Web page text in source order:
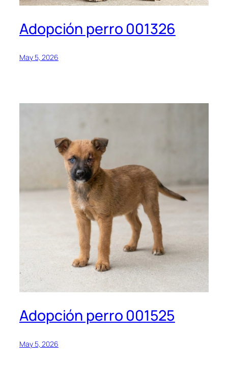
Adopción perro 001326
May 5, 2026
Adopción perro 001525
May 5, 2026